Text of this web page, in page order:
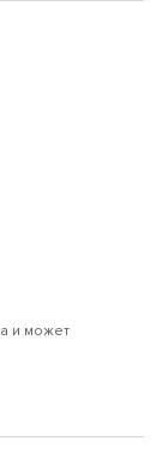
и может